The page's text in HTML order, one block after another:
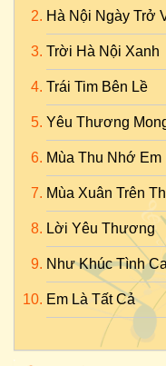
Hà Nội Ngày Trở
Trời Hà Nội Xanh
Trái Tim Bên Lề
Yêu Thương
Mùa Thu Nhớ Em
Mùa Xuân Trên
Lời Yêu Thương
Như Khúc Tình
Em Là Tất Cả